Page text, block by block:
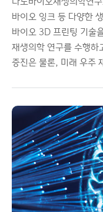
바이오 잉크 등 다양한
바이오 3D 프린팅 기술
재생의학 연구를 수행
증진은 물론, 미래 우주